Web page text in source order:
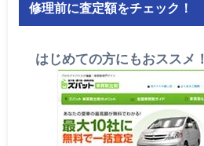
修理前に査定額をチェック！
はじめての方にもおススメ！